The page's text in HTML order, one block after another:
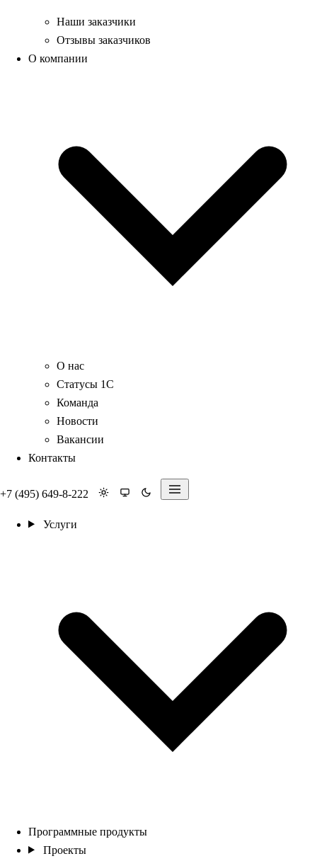
Наши заказчики
Отзывы заказчиков
О компании
О нас
Статусы 1С
Команда
Новости
Вакансии
Контакты
+7 (495) 649-8-222
Услуги
Программные продукты
Проекты